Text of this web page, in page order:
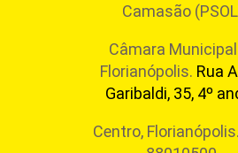
Camasão
Câmara
Florianópolis. Rua
Garibaldi, 35, 4º
Centro,